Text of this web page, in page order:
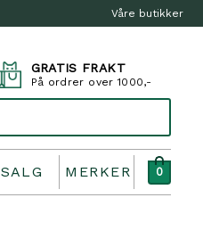
Våre butikker
GRATIS FRAKT
På ordrer over 1000,-
SALG MERKER 0